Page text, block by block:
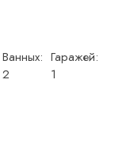
Ванных:
2
Гаражей:
1